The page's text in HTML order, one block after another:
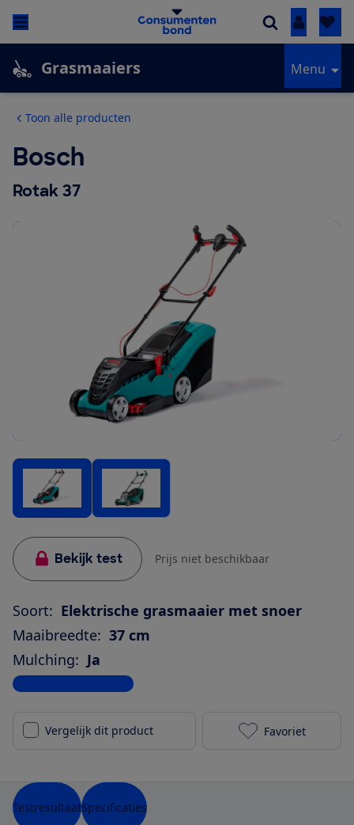
Inloggen
Grasmaaiers Menu
Toon alle producten
Bosch
Rotak 37
Bekijk test Prijs niet beschikbaar
Soort: Elektrische grasmaaier met snoer
Maaibreedte: 37 cm
Mulching: Ja
Bekijk alle specificaties
Vergelijk dit product Bosch Rotak
Favoriet
TestresultaatSpecificaties